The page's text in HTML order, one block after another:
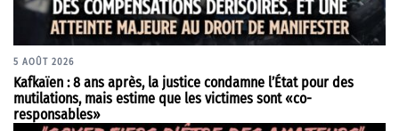
5 AOÛT 2026
Kafkaïen : 8 ans après, la justice condamne l’État pour des
mutilations, mais estime que les victimes sont «co-
responsables»